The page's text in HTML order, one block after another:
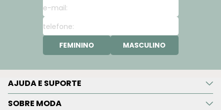
FEMININO MASCULINO
AJUDA E SUPORTE
SOBRE MODA